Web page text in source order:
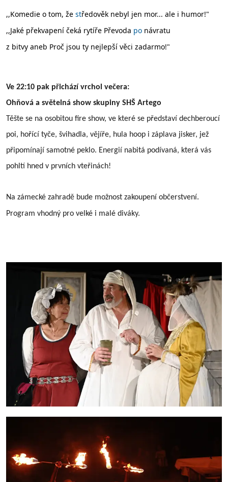
,,Komedie o tom, že středověk nebyl jen mor... ale i humor!"
,,Jaké překvapení čeká rytíře Převoda po návratu
z bitvy aneb Proč jsou ty nejlepší věci zadarmo!"
Ve 22:10 pak přichází vrchol večera:
Ohňová a světelná show skupiny SHŠ Artego
Těšte se na osobitou fire show, ve které se představí dechberoucí
poi, hořící tyče, švihadla, vějíře, hula hoop i záplava jisker, jež
připomínají samotné peklo. Energií nabitá podívaná, která vás
pohltí hned v prvních vteřinách!
Na zámecké zahradě bude možnost zakoupení občerstvení.
Program vhodný pro velké i malé diváky.